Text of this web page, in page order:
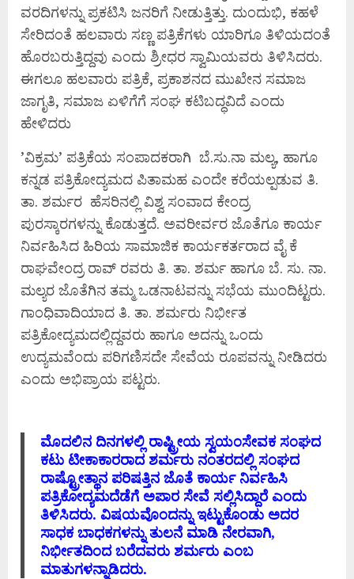
ವರದಿಗಳನ್ನು ಪ್ರಕಟಿಸಿ ಜನರಿಗೆ ನೀಡುತ್ತಿತ್ತು. ದುಂದುಭಿ, ಕಹಳೆ
ಸೇರಿದಂತೆ ಹಲವಾರು ಸಣ್ಣ ಪತ್ರಿಕೆಗಳು ಯಾರಿಗೂ ತಿಳಿಯದಂತೆ
ಹೊರಬರುತ್ತಿದ್ದವು ಎಂದು ಶ್ರೀಧರ ಸ್ವಾಮಿಯವರು ತಿಳಿಸಿದರು.
ಈಗಲೂ ಹಲವಾರು ಪತ್ರಿಕೆ, ಪ್ರಕಾಶನದ ಮುಖೇನ ಸಮಾಜ
ಜಾಗೃತಿ, ಸಮಾಜ ಏಳಿಗೆಗೆ ಸಂಘ ಕಟಿಬದ್ಧವಿದೆ ಎಂದು
ಹೇಳಿದರು
’ವಿಕ್ರಮ’ ಪತ್ರಿಕೆಯ ಸಂಪಾದಕರಾಗಿ ಬೆ.ಸು.ನಾ ಮಲ್ಯ, ಹಾಗೂ
ಕನ್ನಡ ಪತ್ರಿಕೋದ್ಯಮದ ಪಿತಾಮಹ ಎಂದೇ ಕರೆಯಲ್ಪಡುವ ತಿ.
ತಾ. ಶರ್ಮರ ಹೆಸರಿನಲ್ಲಿ ವಿಶ್ವ ಸಂವಾದ ಕೇಂದ್ರ
ಪುರಸ್ಕಾರಗಳನ್ನು ಕೊಡುತ್ತದೆ. ಅವರೀರ್ವರ ಜೊತೆಗೂ ಕಾರ್ಯ
ನಿರ್ವಹಿಸಿದ ಹಿರಿಯ ಸಾಮಾಜಿಕ ಕಾರ್ಯಕರ್ತರಾದ ವೈ ಕೆ
ರಾಘವೇಂದ್ರ ರಾವ್ ರವರು ತಿ. ತಾ. ಶರ್ಮ ಹಾಗೂ ಬೆ. ಸು. ನಾ.
ಮಲ್ಯರ ಜೊತೆಗಿನ ತಮ್ಮ ಒಡನಾಟವನ್ನು ಸಭೆಯ ಮುಂದಿಟ್ಟರು.
ಗಾಂಧಿವಾದಿಯಾದ ತಿ. ತಾ. ಶರ್ಮರು ನಿರ್ಭೀತ
ಪತ್ರಿಕೋದ್ಯಮದಲ್ಲಿದ್ದವರು ಹಾಗೂ ಅದನ್ನು ಒಂದು
ಉದ್ಯಮವೆಂದು ಪರಿಗಣಿಸದೇ ಸೇವೆಯ ರೂಪವನ್ನು ನೀಡಿದರು
ಎಂದು ಅಭಿಪ್ರಾಯ ಪಟ್ಟರು.
ಮೊದಲಿನ ದಿನಗಳಲ್ಲಿ ರಾಷ್ಟ್ರ‍ೀಯ ಸ್ವಯಂಸೇವಕ ಸಂಘದ
ಕಟು ಟೀಕಾಕಾರರಾದ ಶರ್ಮರು ನಂತರದಲ್ಲಿ ಸಂಘದ
ರಾಷ್ಟ್ರೋತ್ಥಾನ ಪರಿಷತ್ತಿನ ಜೊತೆ ಕಾರ್ಯ ನಿರ್ವಹಿಸಿ
ಪತ್ರಿಕೋದ್ಯಮದೆಡೆಗೆ ಅಪಾರ ಸೇವೆ ಸಲ್ಲಿಸಿದ್ದಾರೆ ಎಂದು
ತಿಳಿಸಿದರು. ವಿಷಯವೊಂದನ್ನು ಇಟ್ಟುಕೊಂಡು ಅದರ
ಸಾಧಕ ಬಾಧಕಗಳನ್ನು ತುಲನೆ ಮಾಡಿ ನೇರವಾಗಿ,
ನಿರ್ಭೀತದಿಂದ ಬರೆದವರು ಶರ್ಮರು ಎಂಬ
ಮಾತುಗಳನ್ನಾಡಿದರು.